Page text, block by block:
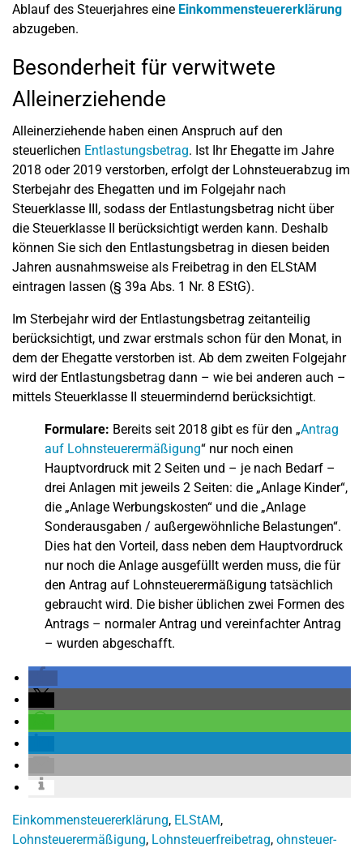
Ablauf des Steuerjahres eine Einkommensteuererklärung
abzugeben.
Besonderheit für verwitwete
Alleinerziehende
Alleinerziehende haben einen Anspruch auf den
steuerlichen Entlastungsbetrag. Ist Ihr Ehegatte im Jahre
2018 oder 2019 verstorben, erfolgt der Lohnsteuerabzug im
Sterbejahr des Ehegatten und im Folgejahr nach
Steuerklasse III, sodass der Entlastungsbetrag nicht über
die Steuerklasse II berücksichtigt werden kann. Deshalb
können Sie sich den Entlastungsbetrag in diesen beiden
Jahren ausnahmsweise als Freibetrag in den ELStAM
eintragen lassen (§ 39a Abs. 1 Nr. 8 EStG).
Im Sterbejahr wird der Entlastungsbetrag zeitanteilig
berücksichtigt, und zwar erstmals schon für den Monat, in
dem der Ehegatte verstorben ist. Ab dem zweiten Folgejahr
wird der Entlastungsbetrag dann – wie bei anderen auch –
mittels Steuerklasse II steuermindernd berücksichtigt.
Formulare: Bereits seit 2018 gibt es für den „Antrag
auf Lohnsteuerermäßigung“ nur noch einen
Hauptvordruck mit 2 Seiten und – je nach Bedarf –
drei Anlagen mit jeweils 2 Seiten: die „Anlage Kinder“,
die „Anlage Werbungskosten“ und die „Anlage
Sonderausgaben / außergewöhnliche Belastungen“.
Dies hat den Vorteil, dass neben dem Hauptvordruck
nur noch die Anlage ausgefüllt werden muss, die für
den Antrag auf Lohnsteuerermäßigung tatsächlich
gebraucht wird. Die bisher üblichen zwei Formen des
Antrags – normaler Antrag und vereinfachter Antrag
– wurden abgeschafft.
Einkommensteuererklärung, ELStAM,
Lohnsteuerermäßigung, Lohnsteuerfreibetrag, ohnsteuer-